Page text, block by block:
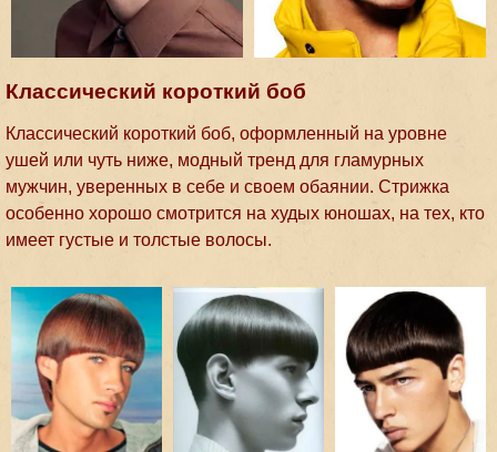
Классический короткий боб
Классический короткий боб, оформленный на уровне
ушей или чуть ниже, модный тренд для гламурных
мужчин, уверенных в себе и своем обаянии. Стрижка
особенно хорошо смотрится на худых юношах, на тех, кто
имеет густые и толстые волосы.